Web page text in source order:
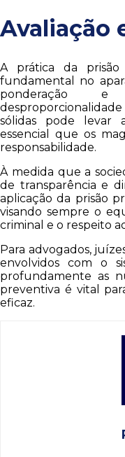
Avaliação
A prática da
fundamental no
ponderação
sólidas pode levar
essencial que os
responsabilidade.
À medida que a
de transparência e
aplicação da prisão
visando sempre o
criminal e o respeito
Para advogados,
envolvidos com o
profundamente as
preventiva é vital
eficaz.